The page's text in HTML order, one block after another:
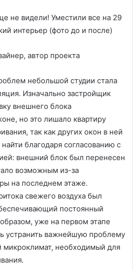
автор проекта
небольшой студии стала
Изначально застройщик
внешнего блока
но это лишало квартиру
так как других окон в ней
благодаря согласованию с
внешний блок был перенесен
возможным из-за
на последнем этаже.
свежего воздуха был
постоянный
уже на первом этапе
устранить важнейшую проблему
микроклимат, необходимый для